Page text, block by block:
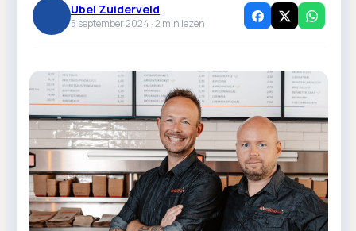
Ubel Zuiderveld
5 september 2024 ·2 min lezen